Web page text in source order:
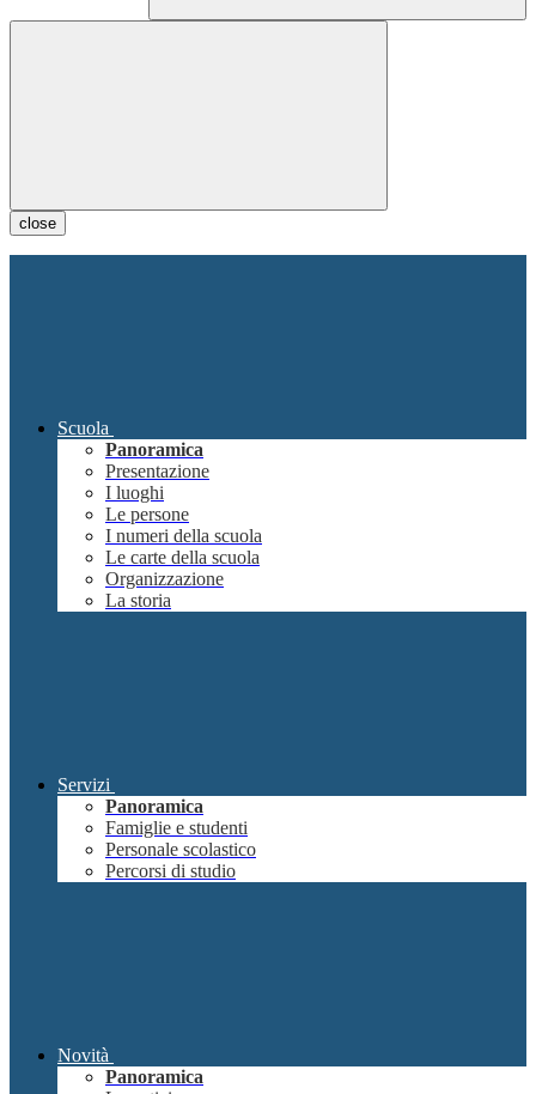
close
Scuola
Panoramica
Presentazione
I luoghi
Le persone
I numeri della scuola
Le carte della scuola
Organizzazione
La storia
Servizi
Panoramica
Famiglie e studenti
Personale scolastico
Percorsi di studio
Novità
Panoramica